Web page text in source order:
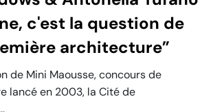
c'est la question de
architecture”
de Mini Maousse, concours de
lancé en 2003, la Cité de